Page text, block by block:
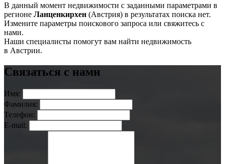
В данный момент недвижимости с заданными параметрами в
регионе Ланценкирхен (Австрия) в результатах поиска нет.
Измените параметры поискового запроса или свяжитесь с
нами.
Наши специалисты помогут вам найти недвижимость
в Австрии.
Связаться с нами
Имя:
Фамилия:
Телефон:
E-mail: